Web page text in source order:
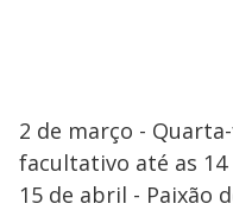
2 de março -
facultativo até as 14
15 de abril - Paixão